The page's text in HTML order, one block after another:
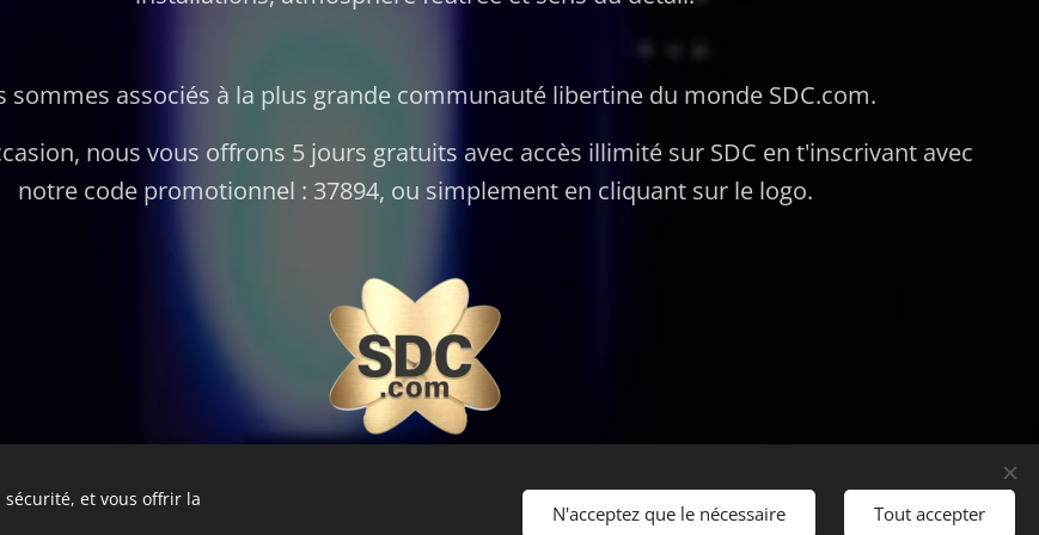
sommes associés à la plus grande communauté libertine du monde SDC.com.
nous vous offrons 5 jours gratuits avec accès illimité sur SDC en t'inscrivant avec
notre code promotionnel : 37894, ou simplement en cliquant sur le logo.
et vous offrir la
N'acceptez que le nécessaire Tout accepter